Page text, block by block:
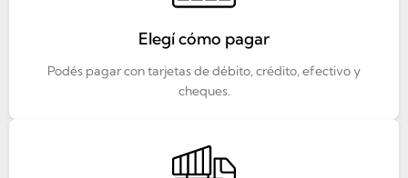
Elegí cómo pagar
Podés pagar con tarjetas de débito, crédito, efectivo y
cheques.